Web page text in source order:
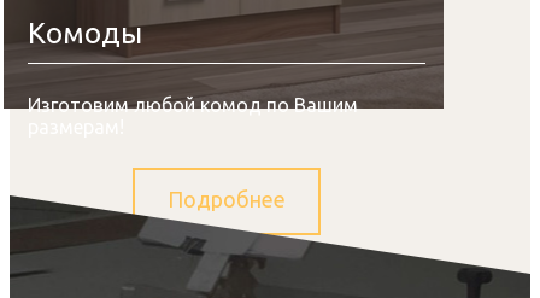
Комоды
Изготовим любой комод по Вашим
Подробнее